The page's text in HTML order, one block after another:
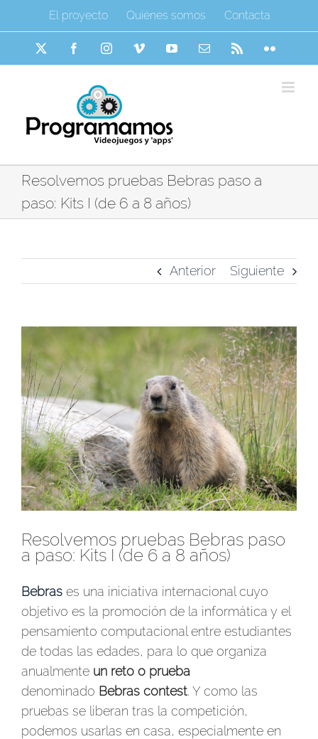
al
contenido
El proyecto Quiénes somos Contacta
FacebookInstagramVimeo YouTubeCorreo
Flickr
Resolvemos pruebas Bebras paso a
paso: Kits I (de 6 a 8 años)
Anterior Siguiente
imagen
más
grande
Resolvemos pruebas Bebras paso
a paso: Kits I (de 6 a 8 años)
Bebras es una iniciativa internacional cuyo
objetivo es la promoción de la informática y el
pensamiento computacional entre estudiantes
de todas las edades, para lo que organiza
anualmente un reto o prueba
denominado Bebras contest. Y como las
pruebas se liberan tras la competición,
podemos usarlas en casa, especialmente en